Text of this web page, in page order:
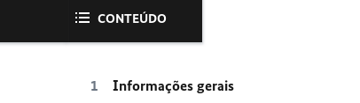
CONTEÚDO
Informações gerais